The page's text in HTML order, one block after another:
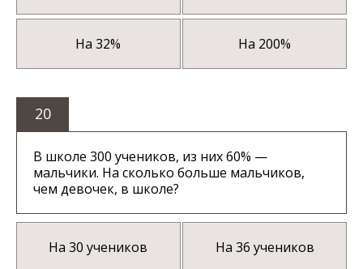
На 32% На 200%
20
В школе 300 учеников, из них 60% —
мальчики. На сколько больше мальчиков,
чем девочек, в школе?
На 30 учеников На 36 учеников